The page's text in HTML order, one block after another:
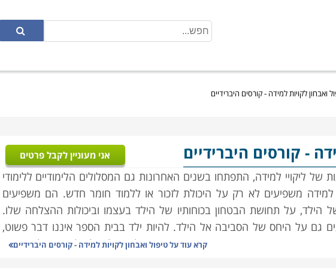
ואבחון לקויות למידה - קורסים היברידיים
- קורסים היברידיים אני מעוניין לקבל פרטים
ליקויי למידה, התפתחו בשנים האחרונות גם המסלולים הלימודיים ללימודי
למידה משפיעים לא רק על היכולת לזכור או ללמוד חומר חדש. הם משפיעים
הילד, על תחושת הבטחון בכוחותיו של הילד בעצמו וביכולות ההצלחה שלו.
גם על היחס של הסביבה אל הילד. להיות ילד בבית הספר איננו דבר פשוט,
ששונה או שאינו מתפקד כאחד מהחבר'ה. יכולתו של הילד לפצות על הקשיים
קרא עוד עלטיפול ואבחון לקויות למידה - קורסים היברידיים